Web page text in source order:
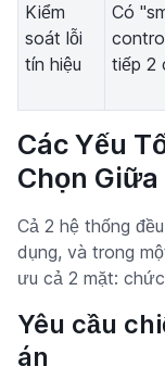
Kiểm
soát lỗi
tín hiệu
Có
tiếp 2
Các Yếu
Chọn Giữa
Cả 2 hệ thống
dụng, và trong
ưu cả 2 mặt:
Yêu cầu
án